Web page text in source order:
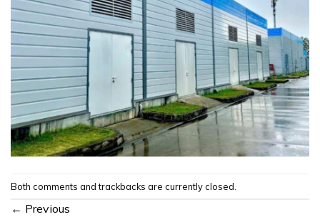
Both comments and trackbacks are currently closed.
← Previous